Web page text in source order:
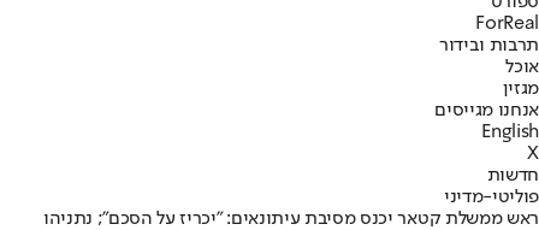
ForReal
תרבות ובידור
אוכל
מגזין
אנחנו מגייסים
English
X
חדשות
פוליטי-מדיני
ראש ממשלת קטאר יכנס מסיבת עיתונאים: "יכריז על הסכם"; נתניהו